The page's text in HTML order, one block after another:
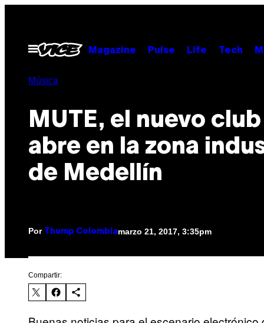
contenido
Abrir
Menú
Magazine Pulse Life Tech
Música
MUTE, el nuevo
abre en la zona
de Medellín
Por Thump Colombiamarzo 21, 2017, 3:35pm
Compartir: